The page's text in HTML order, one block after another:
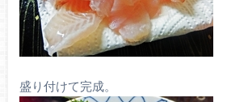
盛り付けて完成。